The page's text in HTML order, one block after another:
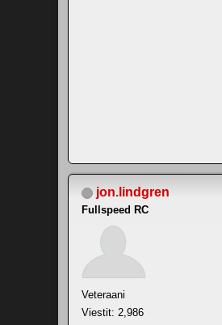
jon.lindgren
Fullspeed RC
Veteraani
Viestit: 2,986